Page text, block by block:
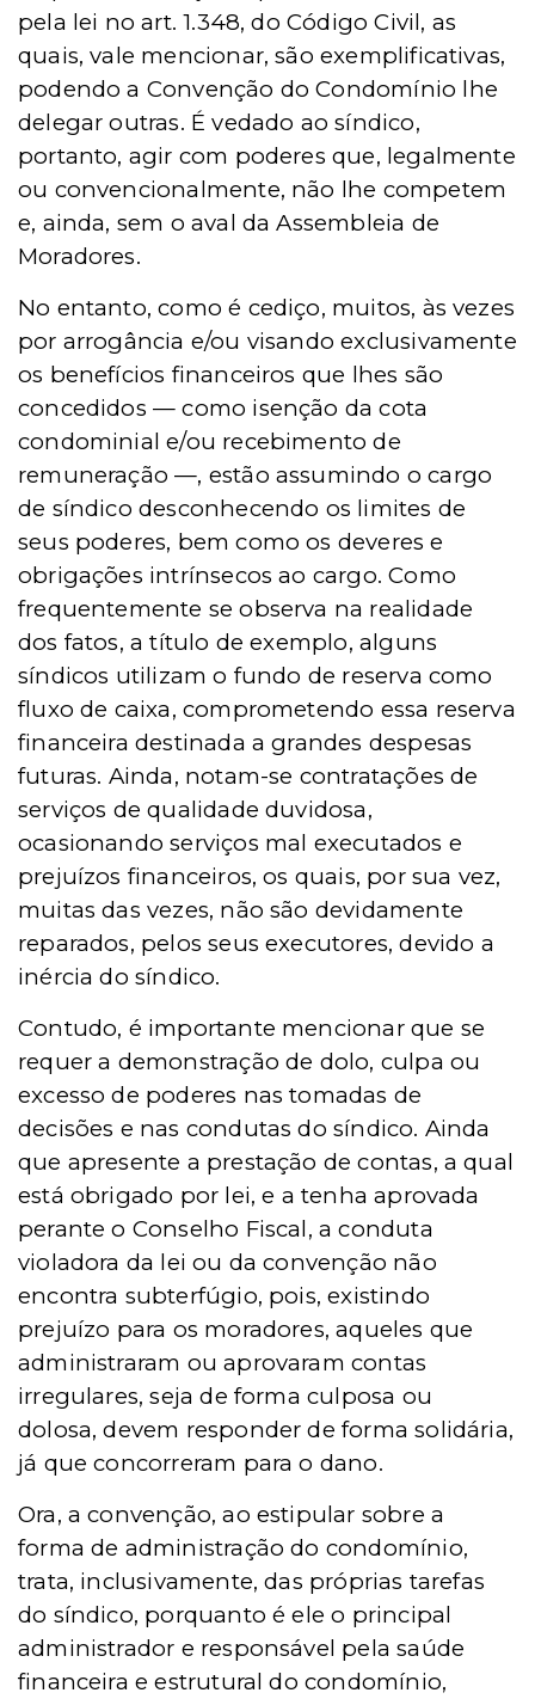
pela lei no art. 1.348, do Código Civil, as
quais, vale mencionar, são exemplificativas,
podendo a Convenção do Condomínio lhe
delegar outras. É vedado ao síndico,
portanto, agir com poderes que, legalmente
ou convencionalmente, não lhe competem
e, ainda, sem o aval da Assembleia de
Moradores.
No entanto, comoé cediço, muitos, às vezes
por arrogância e/ou visando exclusivamente
os benefícios financeiros que lhes são
concedidos — como isenção da cota
condominial e/ou recebimento de
remuneração —, estão assumindo o cargo
de síndico desconhecendo os limites de
seus poderes, bem como os deveres e
obrigações intrínsecos ao cargo. Como
frequentemente seobserva na realidade
dos fatos, a título de exemplo, alguns
síndicos utilizam o fundo de reserva como
fluxo de caixa, comprometendo essa reserva
financeira destinada a grandes despesas
futuras. Ainda, notam-se contratações de
serviços dequalidade duvidosa,
ocasionando serviços mal executados e
prejuízos financeiros, os quais, por sua vez,
muitas das vezes, não são devidamente
reparados, pelos seus executores, devido a
inércia do síndico.
Contudo, é importante mencionar que se
requer a demonstração de dolo, culpa ou
excesso de poderes nas tomadas de
decisões e nas condutas do síndico. Ainda
que apresente a prestação de contas, a qual
está obrigado por lei, e a tenha aprovada
perante o Conselho Fiscal, a conduta
violadora da lei ou da convenção não
encontra subterfúgio, pois, existindo
prejuízo para os moradores, aqueles que
administraram ou aprovaram contas
irregulares, seja de forma culposa ou
dolosa, devem responder de forma solidária,
já que concorreram para o dano.
Ora, a convenção,ao estipular sobre a
forma de administração do condomínio,
trata, inclusivamente, das próprias tarefas
do síndico, porquanto é ele o principal
administrador e responsável pela saúde
financeira e estrutural do condomínio,